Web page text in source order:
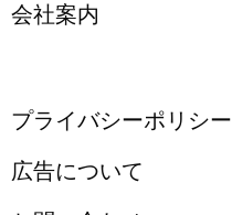
会社案内
プライバシーポリシー
広告について